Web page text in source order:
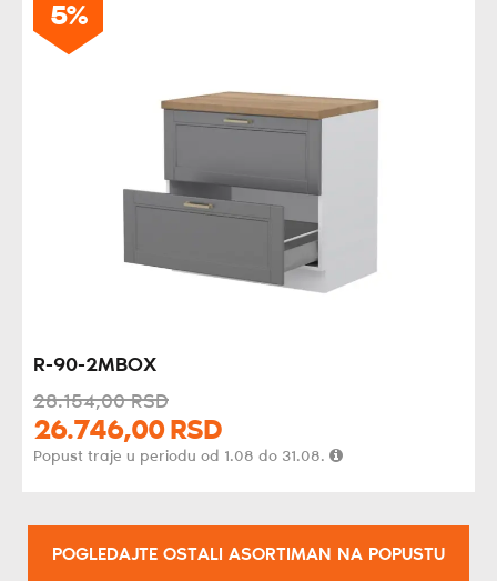
5%
R-90-2MBOX
28.154,00 RSD
26.746,00 RSD
Popust traje u periodu od 1.08 do 31.08.
POGLEDAJTE OSTALI ASORTIMAN NA POPUSTU